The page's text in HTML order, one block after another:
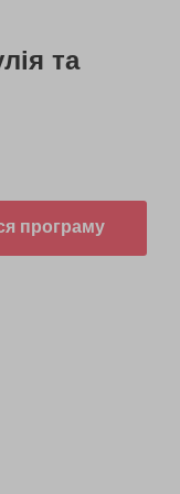
та
програму